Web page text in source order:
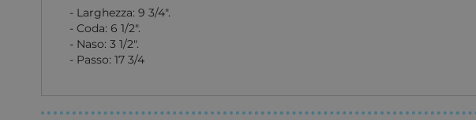
- Larghezza: 9 3/4".
- Coda: 6 1/2".
- Naso: 3 1/2".
- Passo: 17 3/4